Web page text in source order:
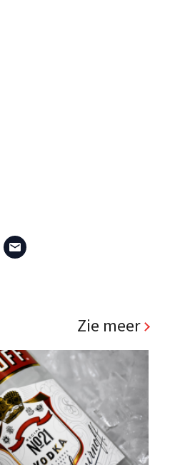
Zie meer